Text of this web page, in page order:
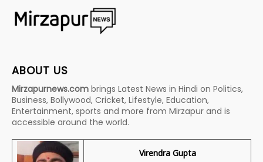
ABOUT US
Mirzapurnews.com brings Latest News in Hindi on Politics,
Business, Bollywood, Cricket, Lifestyle, Education,
Entertainment, sports and more from Mirzapur and is
accessible around the world.
Virendra Gupta